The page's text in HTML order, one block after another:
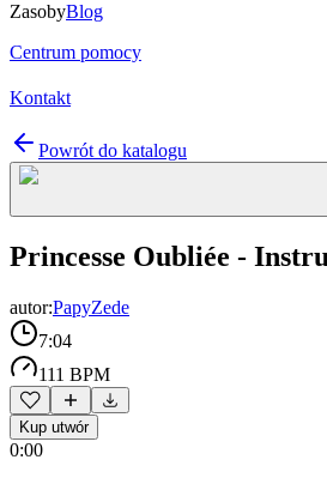
ZasobyBlog
Centrum pomocy
Kontakt
Powrót do katalogu
Princesse Oubliée -
autor:PapyZede
7:04
111 BPM
Kup utwór
0:00